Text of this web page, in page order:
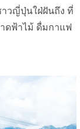
าวญี่ปุ่นใฝ่ฝันถึง ที่
ดฟ้าไม้ ดื่มกาแฟ